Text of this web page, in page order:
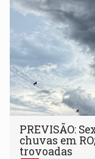
PREVISÃO:
chuvas em
trovoadas